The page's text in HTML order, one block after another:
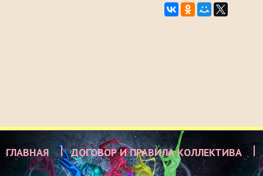
ГЛАВНАЯ ДОГОВОР И ПРАВИЛА КОЛЛЕКТИВА